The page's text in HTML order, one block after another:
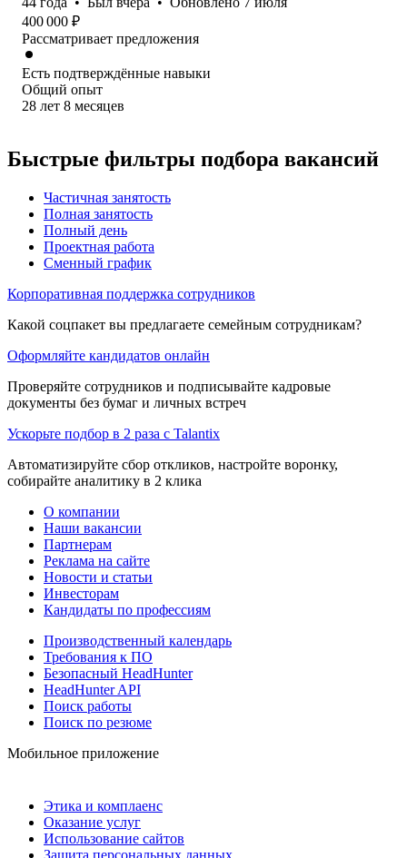
400 000 ₽
Рассматривает предложения
Есть подтверждённые навыки
Общий опыт
28 лет 8 месяцев
Быстрые фильтры подбора вакансий
Частичная занятость
Полная занятость
Полный день
Проектная работа
Сменный график
Корпоративная поддержка сотрудников
Какой соцпакет вы предлагаете семейным сотрудникам?
Оформляйте кандидатов онлайн
Проверяйте сотрудников и подписывайте кадровые
документы без бумаг и личных встреч
Ускорьте подбор в 2 раза с Talantix
Автоматизируйте сбор откликов, настройте воронку,
собирайте аналитику в 2 клика
О компании
Наши вакансии
Партнерам
Реклама на сайте
Новости и статьи
Инвесторам
Кандидаты по профессиям
Производственный календарь
Требования к ПО
Безопасный HeadHunter
HeadHunter API
Поиск работы
Поиск по резюме
Мобильное приложение
Этика и комплаенс
Оказание услуг
Использование сайтов
Защита персональных данных